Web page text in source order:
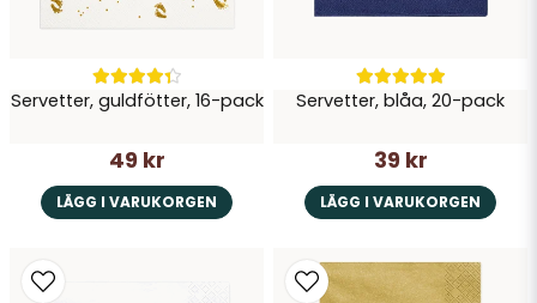
Servetter, guldfötter, 16-pack
49 kr
LÄGG I VARUKORGEN
Servetter, blåa, 20-pack
39 kr
LÄGG I VARUKORGEN